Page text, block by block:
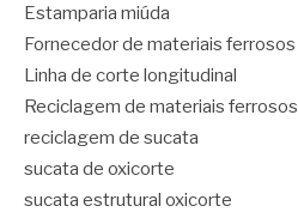
Estamparia miúda
Fornecedor de materiais ferrosos
Linha de corte longitudinal
Reciclagem de materiais ferrosos
reciclagem de sucata
sucata de oxicorte
sucata estrutural oxicorte